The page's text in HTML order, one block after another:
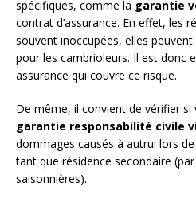
spécifiques, comme la garantie
contrat d’assurance. En effet, les
souvent inoccupées, elles
pour les cambrioleurs. Il est donc
assurance qui couvre ce risque.
De même, il convient de vérifier
garantie responsabilité civile
dommages causés à autrui lors
tant que résidence secondaire
saisonnières).